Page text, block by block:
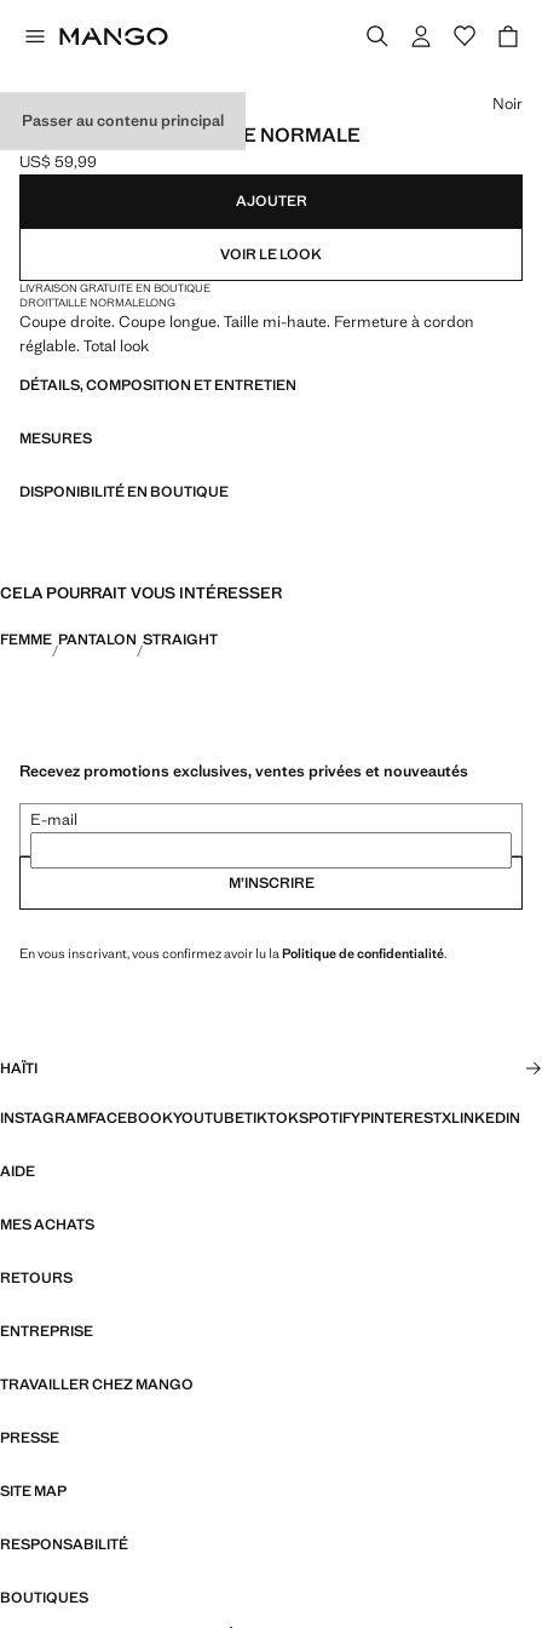
Passer au contenu principal
PANTALON DROIT TAILLE NORMALE
Prix actuel [US$ 59,99 ]
US$ 59,99
Choisissez une couleur
Noir
AJOUTER
VOIR LE LOOK
LIVRAISON GRATUITE EN BOUTIQUE
DROITTAILLE NORMALELONG
Coupe droite. Coupe longue. Taille mi-haute. Fermeture à cordon
réglable. Total look
DÉTAILS, COMPOSITION ET ENTRETIEN
MESURES
DISPONIBILITÉ EN BOUTIQUE
CELA POURRAIT VOUS INTÉRESSER
FEMME PANTALON STRAIGHT
Recevez promotions exclusives, ventes privées et nouveautés
E-mail
M’INSCRIRE
En vous inscrivant, vous confirmez avoir lu la Politique de confidentialité.
HAÏTI
INSTAGRAMFACEBOOKYOUTUBETIKTOKSPOTIFYPINTERESTXLINKEDIN
AIDE
MES ACHATS
RETOURS
ENTREPRISE
TRAVAILLER CHEZ MANGO
PRESSE
SITE MAP
RESPONSABILITÉ
BOUTIQUES